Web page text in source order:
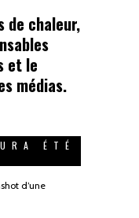
de chaleur,
et le
médias.
ÉTÉ
d’une